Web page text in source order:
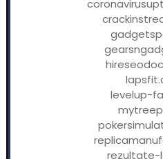
levelup-
rezultate-